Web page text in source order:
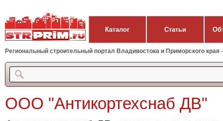
Каталог Статьи
Региональный строительный портал Владивостока и Приморского края
ООО "Антикортехснаб ДВ"